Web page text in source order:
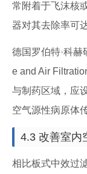
常附着于飞沫核
器对其去除率可
德国罗伯特·科
e and Air
与制药区域，应
空气源性病原体
4.3 改善室内
相比板式中效过